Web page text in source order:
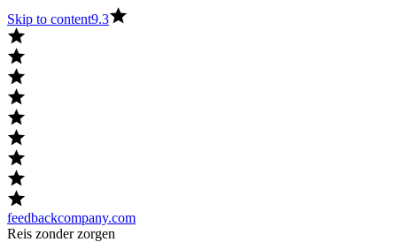
Skip to content9.3
feedbackcompany.com
Reis zonder zorgen